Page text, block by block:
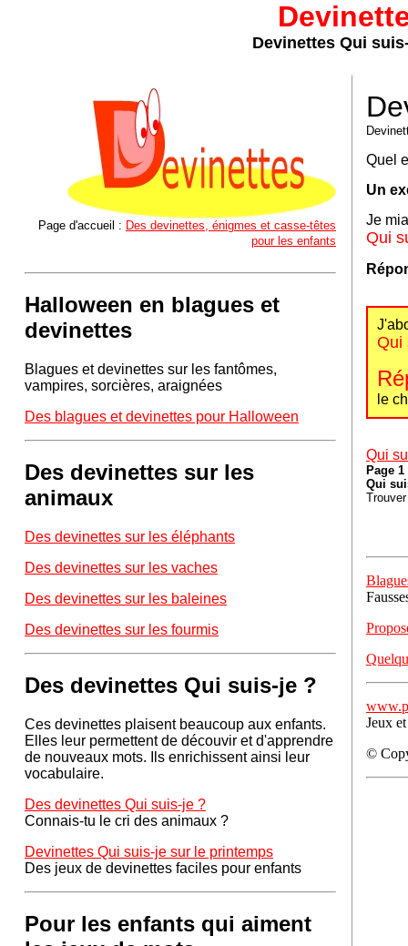
Devinettes Qui
Page d'accueil : Des devinettes, énigmes et casse-têtes
pour les enfants
Halloween en blagues et
devinettes
Blagues et devinettes sur les fantômes,
vampires, sorcières, araignées
Des blagues et devinettes pour Halloween
Des devinettes sur les
animaux
Des devinettes sur les éléphants
Des devinettes sur les vaches
Des devinettes sur les baleines
Des devinettes sur les fourmis
Des devinettes Qui suis-je ?
Ces devinettes plaisent beaucoup aux enfants.
Elles leur permettent de découvir et d'apprendre
de nouveaux mots. Ils enrichissent ainsi leur
vocabulaire.
Des devinettes Qui suis-je ?
Connais-tu le cri des animaux ?
Devinettes Qui suis-je sur le printemps
Des jeux de devinettes faciles pour enfants
Pour les enfants qui aiment
Quel
Un
Je
Qui
Qui
le
Qui
Page 1
Qui
Jeux
©